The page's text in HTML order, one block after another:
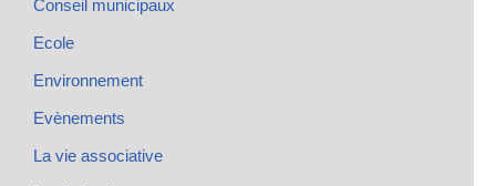
Conseil municipaux
Ecole
Environnement
Evènements
La vie associative